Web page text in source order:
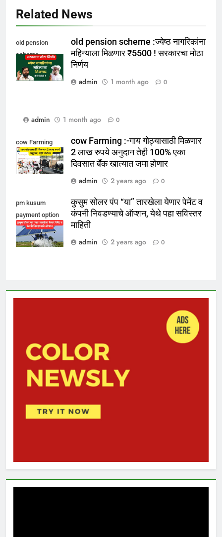
Related News
old pension
scheme
old pension scheme :ज्येष्ठ नागरिकांना
महिन्याला मिळणार ₹5500 ! सरकारचा मोठा
निर्णय
admin
1 month ago 0
admin 1 month ago 0
cow Farming
cow Farming :-गाय गोठ्यासाठी मिळणार
2 लाख रुपये अनुदान तेही 100% एका
दिवसात बँक खात्यात जमा होणार
admin
2 years ago 0
pm kusum
payment option
2024
कुसुम सोलर पंप “या” तारखेला येणार पेमेंट व
कंपनी निवडण्याचे ऑप्शन, येथे पहा सविस्तर
माहिती
admin
2 years ago 0